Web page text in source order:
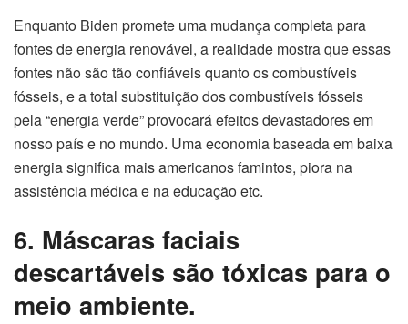
Enquanto Biden promete uma mudança completa para
fontes de energia renovável, a realidade mostra que essas
fontes não são tão confiáveis quanto os combustíveis
fósseis, e a total substituição dos combustíveis fósseis
pela “energia verde” provocará efeitos devastadores em
nosso país e no mundo. Uma economia baseada em baixa
energia significa mais americanos famintos, piora na
assistência médica e na educação etc.
6. Máscaras faciais
descartáveis são tóxicas para o
meio ambiente.